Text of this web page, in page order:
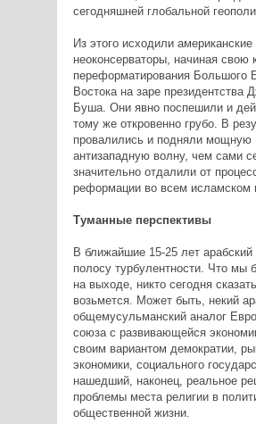
сегодняшней глобальной
Из этого исходили американские
неоконсерваторы, начиная свою
переформатирования Большого
Востока на заре президентства
Буша. Они явно поспешили и
тому же откровенно грубо. В
провалились и подняли мощную
антизападную волну, чем сами
значительно отдалили от
реформации во всем исламском
Туманные перспективы
В ближайшие 15-25 лет арабский
полосу турбулентности. Что мы
на выходе, никто сегодня
возьмется. Может быть, некий
общемусульманский аналог
союза с развивающейся
своим вариантом демократии,
экономики, социального
нашедший, наконец, реальное
проблемы места религии в
общественной жизни.